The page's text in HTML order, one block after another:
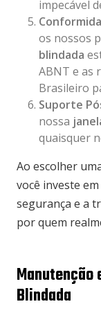
impecável
os nossos
blindada
ABNT e as
Brasileiro
Suporte
nossa
quaisquer
Ao escolher
você investe
segurança e a
por quem
Manutenção
Blindada